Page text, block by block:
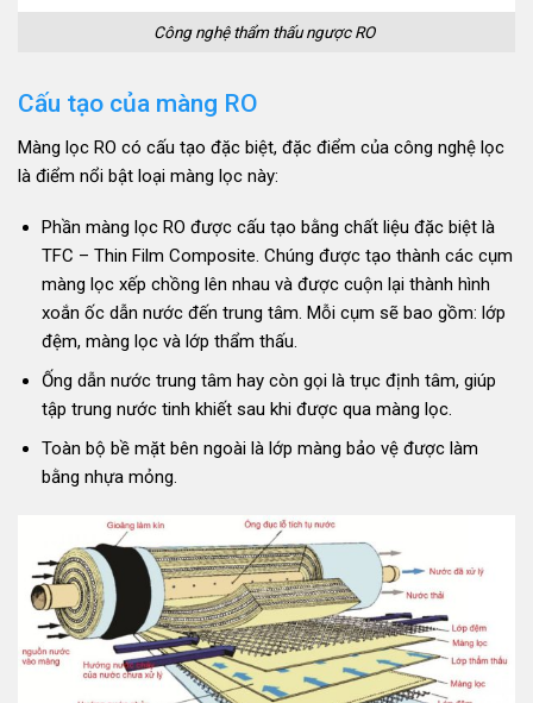
Công nghệ thẩm thấu ngược RO
Cấu tạo của màng RO
Màng lọc RO có cấu tạo đặc biệt, đặc điểm của công nghệ lọc
là điểm nổi bật loại màng lọc này:
Phần màng lọc RO được cấu tạo bằng chất liệu đặc biệt là
TFC – Thin Film Composite. Chúng được tạo thành các cụm
màng lọc xếp chồng lên nhau và được cuộn lại thành hình
xoắn ốc dẫn nước đến trung tâm. Mỗi cụm sẽ bao gồm: lớp
đệm, màng lọc và lớp thẩm thấu.
Ống dẫn nước trung tâm hay còn gọi là trục định tâm, giúp
tập trung nước tinh khiết sau khi được qua màng lọc.
Toàn bộ bề mặt bên ngoài là lớp màng bảo vệ được làm
bằng nhựa mỏng.